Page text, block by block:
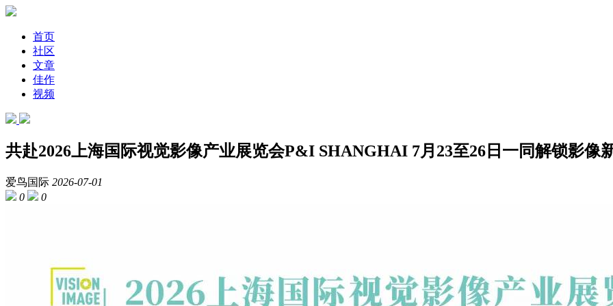
首页
社区
文章
佳作
视频
共赴2026上海国际视觉影像产业展览会P&I SHANGHAI 7月23至26日一同解锁影像
爱鸟国际 2026-07-01
0
0